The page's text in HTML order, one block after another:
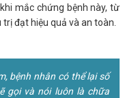
mắc chứng bệnh này, từ
đạt hiệu quả và an toàn.
bệnh nhân có thể lại số
gọi và nói luôn là chữa